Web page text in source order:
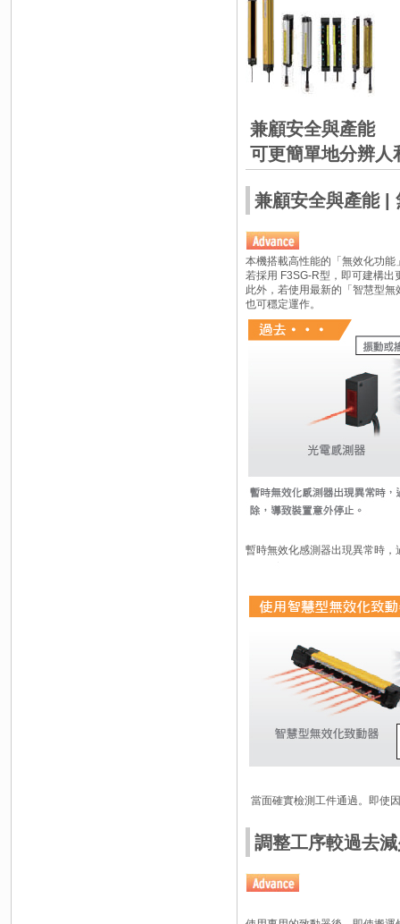
兼顧安全與產能
可更簡單地分辨人
兼顧安全與產能 |
本機搭載高性能的「無效化功
若採用 F3SG-R型，即可建構出
此外，若使用最新的「智慧型
也可穩定運作。
暫時無效化感測器出現異常時
當面確實檢測工件通過。即使
調整工序較過去